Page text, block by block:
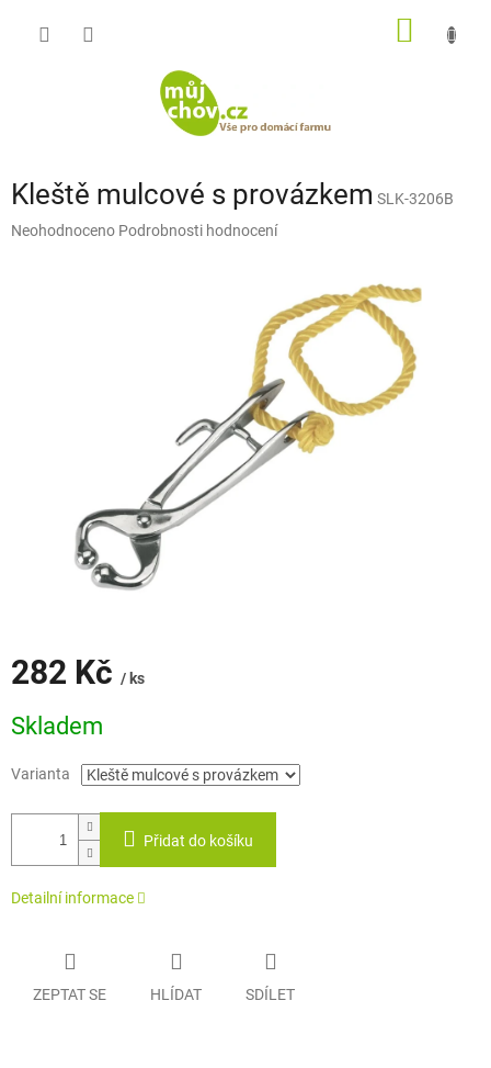
Kleště mulcové s provázkem SLK-3206B
Průměrné
Neohodnoceno Podrobnosti hodnocení
282 Kč / ks
cena:
Skladem
Varianta
Přidat do košíku
Detailní informace
ZEPTAT SE HLÍDAT SDÍLET